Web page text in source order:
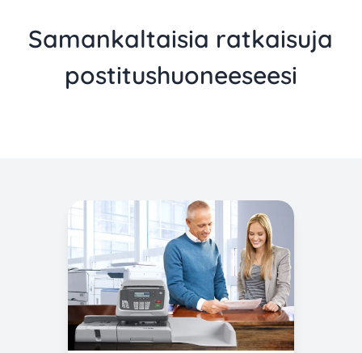
Samankaltaisia ratkaisuja
postitushuoneeseesi